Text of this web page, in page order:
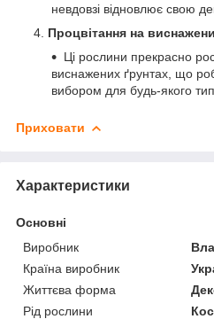
невдовзі відновлює свою
Процвітання на
Ці рослини прекрасно
виснажених ґрунтах, що
вибором для будь-якого
Приховати
Характеристики
Основні
Виробник
Країна виробник
Життєва форма
Рід рослини